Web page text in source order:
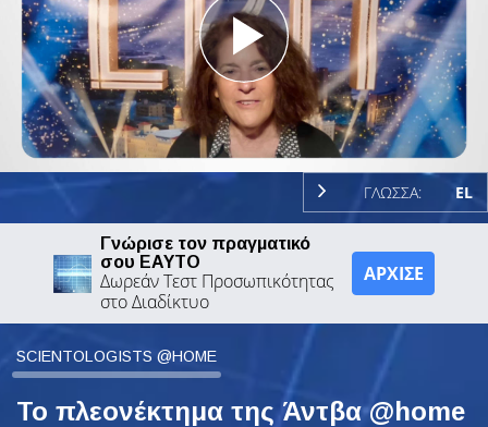
Play
Video
ΓΛΩΣΣΑ: EL
Γνώρισε τον πραγματικό
σου ΕΑΥΤΟ
Δωρεάν Τεστ Προσωπικότητας
στο Διαδίκτυο
ΑΡΧΙΣΕ
SCIENTOLOGISTS @HOME
Το πλεονέκτημα της Άντβα @home